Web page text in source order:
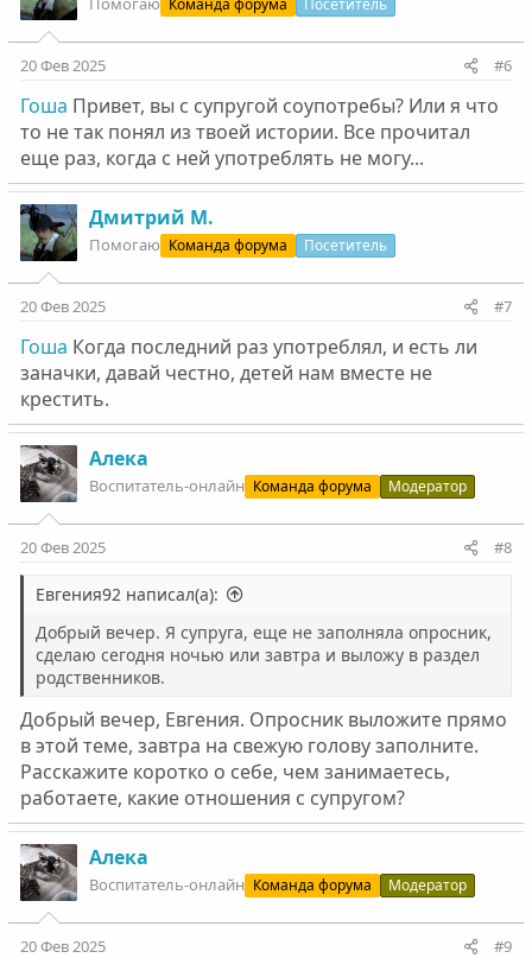
и
и
:
Команда форума Посетитель
20 Фев 2025 #6
Гоша Привет, вы с супругой соупотребы? Или я что
то не так понял из твоей истории. Все прочитал
еще раз, когда с ней употреблять не могу...
Дмитрий М.
Помогаю Команда форума Посетитель
20 Фев 2025 #7
Гоша Когда последний раз употреблял, и есть ли
заначки, давай честно, детей нам вместе не
крестить.
Алека
Воспитатель-онлайн Команда форума Модератор
20 Фев 2025 #8
Евгения92 написал(а):
Добрый вечер. Я супруга, еще не заполняла опросник,
сделаю сегодня ночью или завтра и выложу в раздел
родственников.
Добрый вечер, Евгения. Опросник выложите прямо
в этой теме, завтра на свежую голову заполните.
Расскажите коротко о себе, чем занимаетесь,
работаете, какие отношения с супругом?
Алека
Воспитатель-онлайн Команда форума Модератор
20 Фев 2025 #9